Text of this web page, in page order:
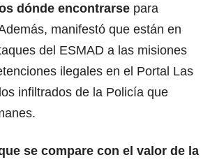
dónde encontrarse para
manifestó que están en
del ESMAD a las misiones
ilegales en el Portal Las
infiltrados de la Policía que
se compare con el valor de la